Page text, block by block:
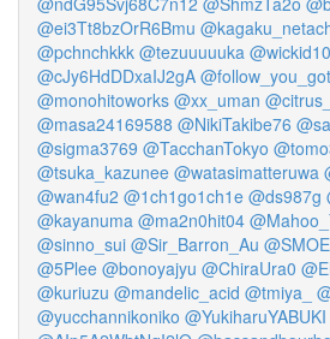
@ei3Tt8bzOrR6Bmu
@pchnchkkk @tezuuuuuka
@cJy6HdDDxaIJ2gA @follow_you_got
@monohitoworks @xx_uman
@masa24169588 @NikiTakibe76
@sigma3769 @TacchanTokyo
@tsuka_kazunee @watasimatteruwa
@wan4fu2 @1ch1go1ch1e @ds987g
@kayanuma @ma2n0hit04
@sinno_sui @Sir_Barron_Au
@5Plee @bonoyajyu @ChiraUra0
@kuriuzu @mandelic_acid @tmiya_
@yucchannikoniko @YukiharuYABUKI